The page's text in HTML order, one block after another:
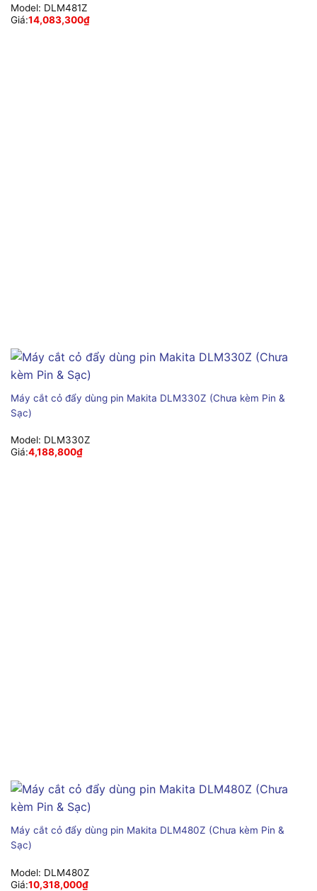
Model: DLM481Z
Giá:14,083,300₫
Máy cắt cỏ đẩy dùng pin Makita DLM330Z (Chưa kèm Pin &
Sạc)
Model: DLM330Z
Giá:4,188,800₫
Máy cắt cỏ đẩy dùng pin Makita DLM480Z (Chưa kèm Pin &
Sạc)
Model: DLM480Z
Giá:10,318,000₫